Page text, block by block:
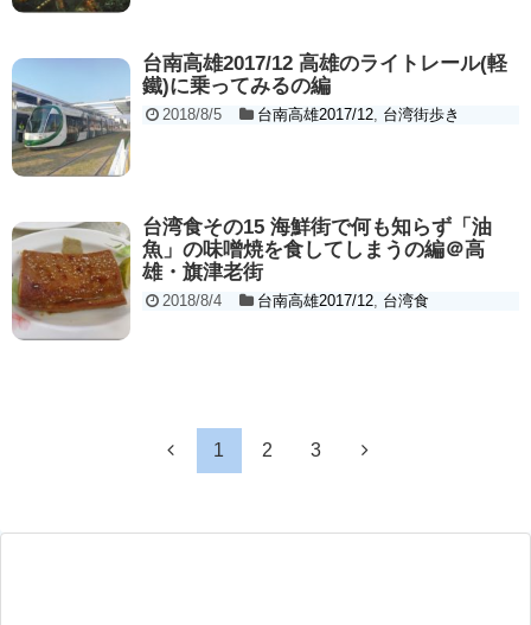
台南高雄2017/12 高雄のライトレール(軽
鐵)に乗ってみるの編
2018/8/5 台南高雄2017/12, 台湾街歩き
台湾食その15 海鮮街で何も知らず「油
魚」の味噌焼を食してしまうの編＠高
雄・旗津老街
2018/8/4 台南高雄2017/12, 台湾食
1 2 3